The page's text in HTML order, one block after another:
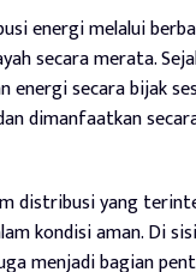
energi melalui
secara merata.
secara bijak
dimanfaatkan
distribusi yang
kondisi aman. Di
menjadi bagian